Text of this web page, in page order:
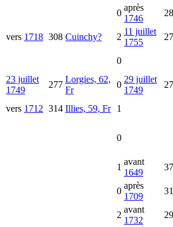
0
après
1746
vers 1718 308 Cuinchy? 2
11 juillet
1755
0
23 juillet
1749
277
Lorgies, 62,
Fr
0
29 juillet
1749
vers 1712 314 Illies, 59, Fr
1
0
1
avant
1649
0
après
1709
2
avant
1732